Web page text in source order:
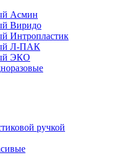
Асмин
Виридо
Интропластик
Л-ПАК
ЭКО
ручкой